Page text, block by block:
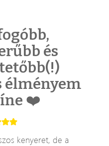
és
élményem
❤️
kenyeret, de a